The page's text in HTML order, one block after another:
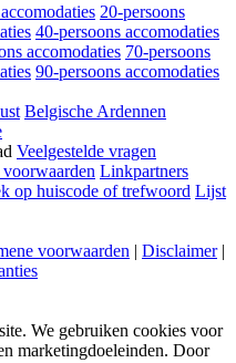
20-persoons
40-persoons accomodaties
accomodaties 70-persoons
90-persoons accomodaties
Belgische Ardennen
Veelgestelde vragen
Linkpartners
op huiscode of trefwoord Lijst
voorwaarden | Disclaimer |
We gebruiken cookies voor
marketingdoeleinden. Door